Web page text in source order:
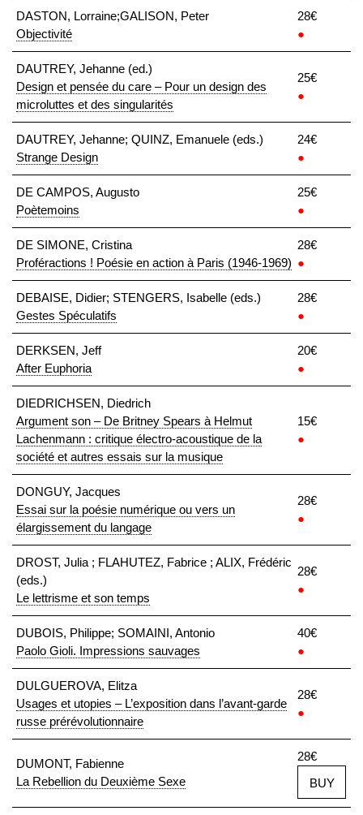
DASTON, Lorraine;GALISON, Peter
Objectivité
28€
●
DAUTREY, Jehanne (ed.)
Design et pensée du care – Pour un design des
microluttes et des singularités
25€
●
DAUTREY, Jehanne; QUINZ, Emanuele (eds.)
Strange Design
24€
●
DE CAMPOS, Augusto
Poètemoins
25€
●
DE SIMONE, Cristina
Proféractions ! Poésie en action à Paris (1946-1969)
28€
●
DEBAISE, Didier; STENGERS, Isabelle (eds.)
Gestes Spéculatifs
28€
●
DERKSEN, Jeff
After Euphoria
20€
●
DIEDRICHSEN, Diedrich
Argument son – De Britney Spears à Helmut
Lachenmann : critique électro-acoustique de la
société et autres essais sur la musique
15€
●
DONGUY, Jacques
Essai sur la poésie numérique ou vers un
élargissement du langage
28€
●
DROST, Julia ; FLAHUTEZ, Fabrice ; ALIX, Frédéric
(eds.)
Le lettrisme et son temps
28€
●
DUBOIS, Philippe; SOMAINI, Antonio
Paolo Gioli. Impressions sauvages
40€
●
DULGUEROVA, Elitza
Usages et utopies – L’exposition dans l’avant-garde
russe prérévolutionnaire
28€
●
DUMONT, Fabienne
La Rebellion du Deuxième Sexe
28€
BUY